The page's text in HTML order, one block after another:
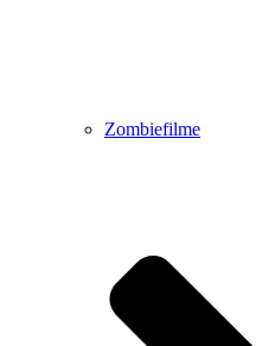
Zombiefilme